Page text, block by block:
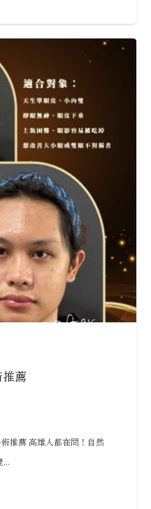
薦
推薦 高雄人都在問！自然
...